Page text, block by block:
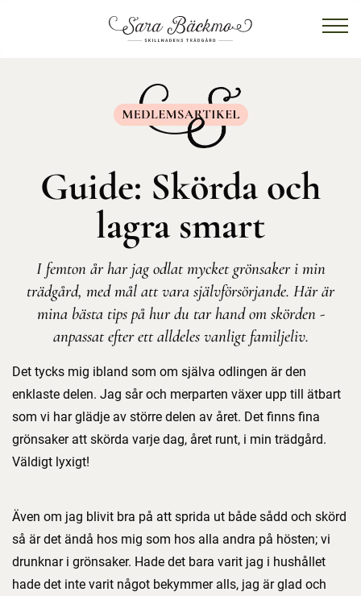
Guide: Skörda och
lagra smart
I femton år har jag odlat mycket grönsaker i min
trädgård, med mål att vara självförsörjande. Här är
mina bästa tips på hur du tar hand om skörden -
anpassat efter ett alldeles vanligt familjeliv.
Det tycks mig ibland som om själva odlingen är den
enklaste delen. Jag sår och merparten växer upp till ätbart
som vi har glädje av större delen av året. Det finns fina
grönsaker att skörda varje dag, året runt, i min trädgård.
Väldigt lyxigt!
Även om jag blivit bra på att sprida ut både sådd och skörd
så är det ändå hos mig som hos alla andra på hösten; vi
drunknar i grönsaker. Hade det bara varit jag i hushållet
hade det inte varit något bekymmer alls, jag är glad och